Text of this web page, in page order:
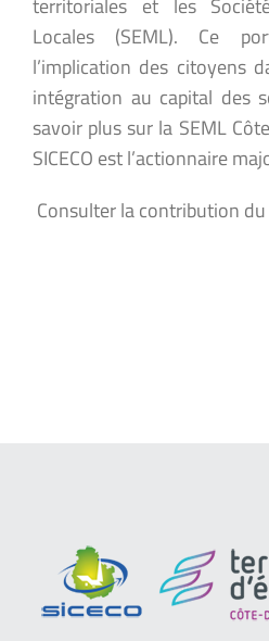
Locales (SEML). Ce
l’implication des citoyens
intégration au capital des
savoir plus sur la SEML
SICECO est l’actionnaire
Consulter la contribution du